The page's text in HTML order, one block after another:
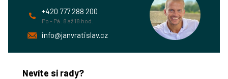
+420 777 288 200
Po - Pá: 8 až 18 hod.
info@janvratislav.cz
Nevíte si rady?